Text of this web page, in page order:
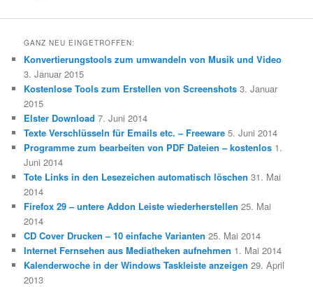
GANZ NEU EINGETROFFEN:
Konvertierungstools zum umwandeln von Musik und Video
3. Januar 2015
Kostenlose Tools zum Erstellen von Screenshots 3. Januar
2015
Elster Download 7. Juni 2014
Texte Verschlüsseln für Emails etc. – Freeware 5. Juni 2014
Programme zum bearbeiten von PDF Dateien – kostenlos 1.
Juni 2014
Tote Links in den Lesezeichen automatisch löschen 31. Mai
2014
Firefox 29 – untere Addon Leiste wiederherstellen 25. Mai
2014
CD Cover Drucken – 10 einfache Varianten 25. Mai 2014
Internet Fernsehen aus Mediatheken aufnehmen 1. Mai 2014
Kalenderwoche in der Windows Taskleiste anzeigen 29. April
2013